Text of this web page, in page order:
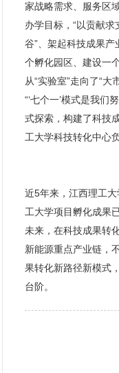
家战略需求、服务区
办学目标，“以贡献
谷”、架起科技成果产
个孵化园区、建设一
从“实验室”走向了“大
“‘七个一’模式是我们
式探索，构建了科技
工大学科技转化中心
近5年来，江西理工
工大学项目孵化成果
未来，在科技成果转
新能源重点产业链，
果转化新路径新模式
台阶。